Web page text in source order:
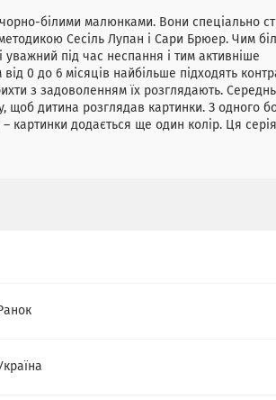
білими малюнками. Вони спеціально
Сесіль Лупан і Сари Брюер. Чим
під час неспання і тим активніше
0 до 6 місяців найбільше підходять
з задоволенням їх розглядають.
щоб дитина розглядав картинки. З одного
картинки додається ще один колір. Ця